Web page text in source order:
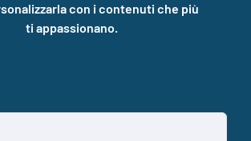
con i contenuti che più
ti appassionano.